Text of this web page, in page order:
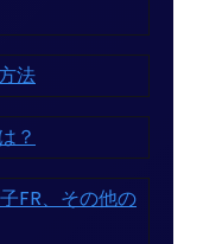
法
？
FR、その他の